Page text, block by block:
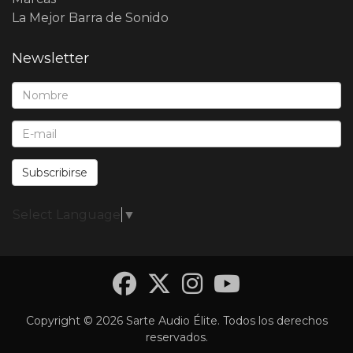
La Mejor Barra de Sonido
Newsletter
Nombre*:
E-Mail*:
Subscribirse
Select Language ▼
Facebook
Twitter
Copyright © 2026 Sarte Audio Élite. Todos los derechos
reservados.